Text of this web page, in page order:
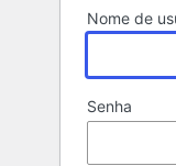
Nome de
Senha